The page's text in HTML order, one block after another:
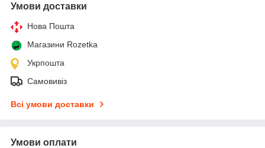
Умови доставки
Нова Пошта
Магазини Rozetka
Укрпошта
Самовивіз
Всі умови доставки
Умови оплати